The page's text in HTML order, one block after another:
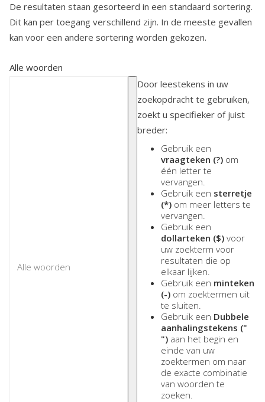
De resultaten staan gesorteerd in een standaard sortering.
Dit kan per toegang verschillend zijn. In de meeste gevallen
kan voor een andere sortering worden gekozen.
Alle woorden
Door leestekens in uw
zoekopdracht te gebruiken,
zoekt u specifieker of juist
breder:
Gebruik een
vraagteken (?) om
één letter te
vervangen.
Gebruik een sterretje
(*) om meer letters te
vervangen.
Gebruik een
dollarteken ($) voor
uw zoekterm voor
resultaten die op
elkaar lijken.
Gebruik een minteken
(-) om zoektermen uit
te sluiten.
Gebruik een Dubbele
aanhalingstekens ("
") aan het begin en
einde van uw
zoektermen om naar
de exacte combinatie
van woorden te
zoeken.